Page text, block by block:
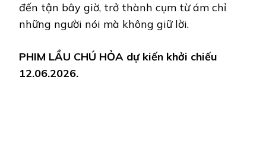
đến tận bây giờ, trở thành cụm từ ám chỉ
những người nói mà không giữ lời.
PHIM LẦU CHÚ HỎA dự kiến khởi chiếu
12.06.2026.